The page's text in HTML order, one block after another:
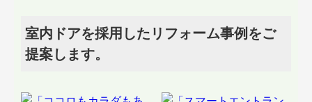
室内ドアを採用したリフォーム事例をご
提案します。